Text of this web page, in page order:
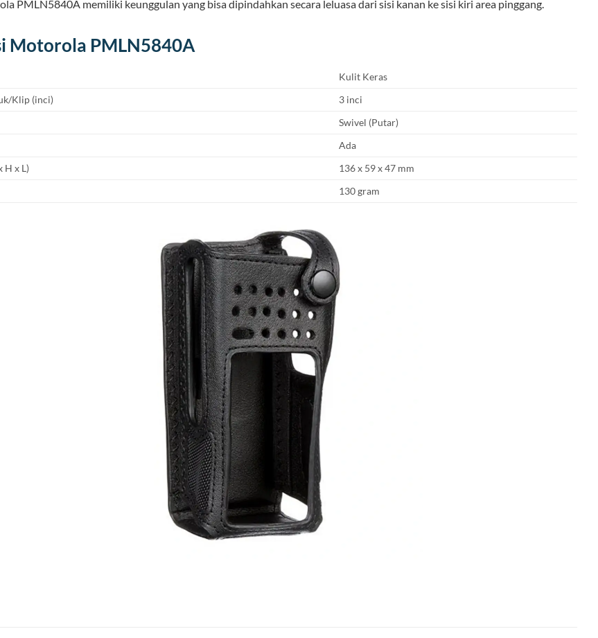
PMLN5840A memiliki keunggulan yang bisa dipindahkan secara leluasa dari sisi kanan ke sisi kiri area pinggang.
Motorola PMLN5840A
Kulit Keras
Klip (inci)
3 inci
Swivel (Putar)
Ada
H x L)
136 x 59 x 47 mm
130 gram